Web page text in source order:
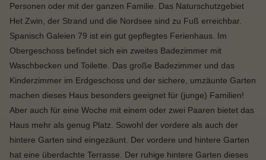
Personen oder mit der ganzen Familie. Das Naturschutzgebiet
Het Zwin, der Strand und die Nordsee sind zu Fuß erreichbar.
Spanisch Galeien 79 ist ein gut gepflegtes Ferienhaus. Im
Obergeschoss befindet sich ein zweites Badezimmer mit
Waschbecken und Toilette. Das große Badezimmer und das
Kinderzimmer im Erdgeschoss und der sichere, umzäunte Garten
machen dieses Haus besonders geeignet für (junge) Familien!
Aber auch für eine Woche mit einem oder zwei Paaren bietet das
Haus mehr als genug Platz. Sowohl der vordere als auch der
hintere Garten sind eingezäunt. Der vordere und hintere Garten
hat eine überdachte Terrasse. Der ruhige hintere Garten dieses